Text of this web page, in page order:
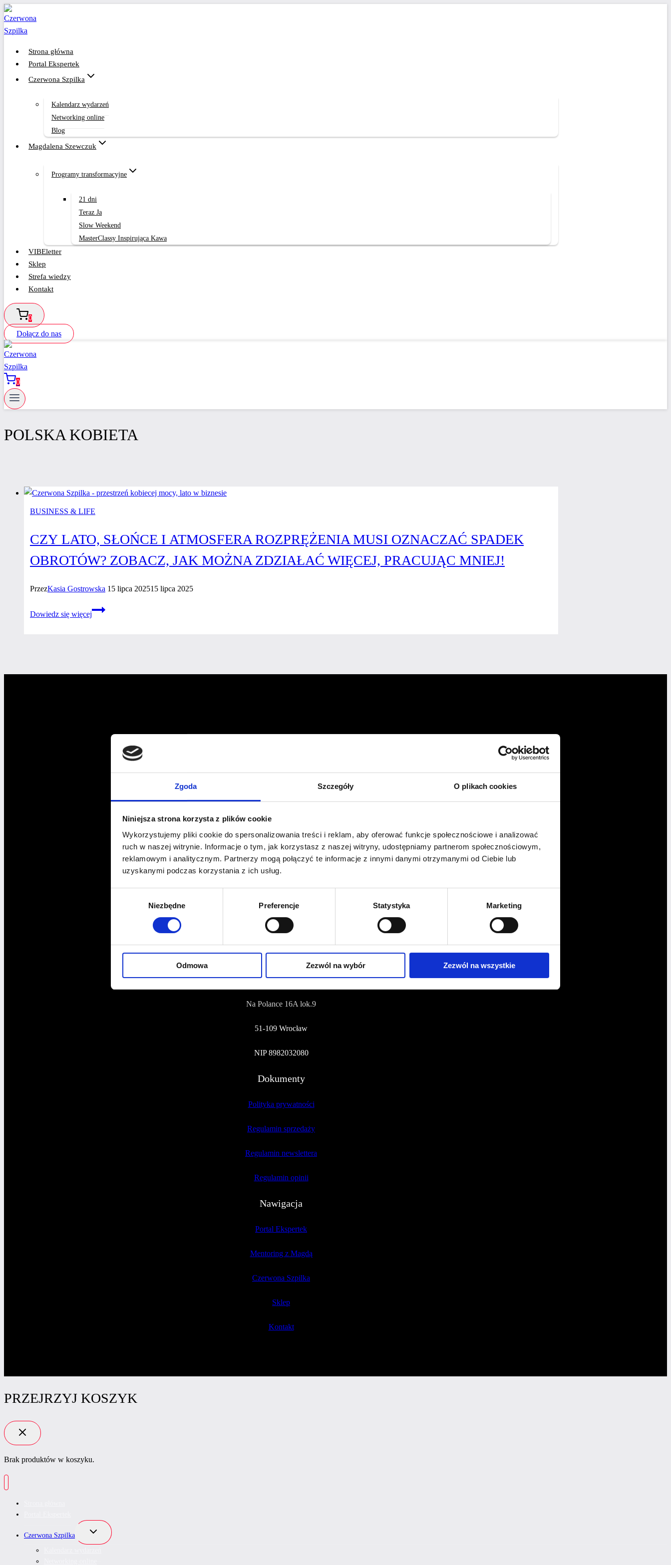
Zgoda Szczegóły O plikach cookies
Niniejsza strona korzysta z plików cookie
Wykorzystujemy pliki cookie do spersonalizowania treści i reklam, aby oferować funkcje społecznościowe i analizować
ruch w naszej witrynie. Informacje o tym, jak korzystasz z naszej witryny, udostępniamy partnerom społecznościowym,
reklamowym i analitycznym. Partnerzy mogą połączyć te informacje z innymi danymi otrzymanymi od Ciebie lub
uzyskanymi podczas korzystania z ich usług.
Niezbędne Preferencje Statystyka Marketing
Odmowa Zezwól na wybór Zezwól na wszystkie
Przejdź
do
treści
Strona główna
Portal Ekspertek
Czerwona Szpilka
Kalendarz wydarzeń
Networking online
Blog
Magdalena Szewczuk
Programy transformacyjne
21 dni
Teraz Ja
Slow Weekend
MasterClassy Inspirująca Kawa
VIBEletter
Sklep
Strefa wiedzy
Kontakt
0
Dołącz do nas
0
POLSKA KOBIETA
BUSINESS & LIFE
CZY LATO, SŁOŃCE I ATMOSFERA ROZPRĘŻENIA MUSI OZNACZAĆ SPADEK
OBROTÓW? ZOBACZ, JAK MOŻNA ZDZIAŁAĆ WIĘCEJ, PRACUJĄC MNIEJ!
PrzezKasia Gostrowska 15 lipca 202515 lipca 2025
Dowiedz się więcej
Czy lato,
można
pracując
Profil tiktok Czerwona Szpilka
Kontakt
kontakt@czerwonaszpilka.pl
NUMER KONTA DO WPŁAT:
81 1090 2398 0000 0001 0191 1368
Adres
CZERWONA SZPILKA
Na Polance 16A lok.9
51-109 Wrocław
NIP 8982032080
Dokumenty
Polityka prywatności
Regulamin sprzedaży
Regulamin newslettera
Regulamin opinii
Nawigacja
Portal Ekspertek
Mentoring z Magdą
Czerwona Szpilka
Sklep
Kontakt
PRZEJRZYJ KOSZYK
Brak produktów w koszyku.
Czerwona Szpilka
Przełącz
podrzędne